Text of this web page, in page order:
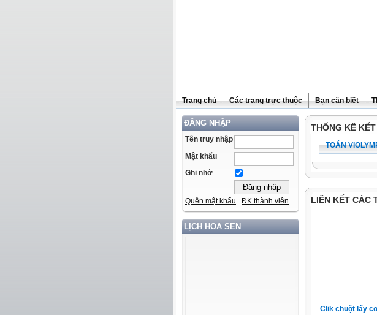
Trang chủ Các trang trực thuộc Bạn cần biết
ĐĂNG NHẬP
Tên truy nhập
Mật khẩu
Ghi nhớ
Quên mật khẩu ĐK thành viên
LỊCH HOA SEN
THỐNG KÊ
TOÁN
LIÊN KẾT CÁC
Clik chuột lấy